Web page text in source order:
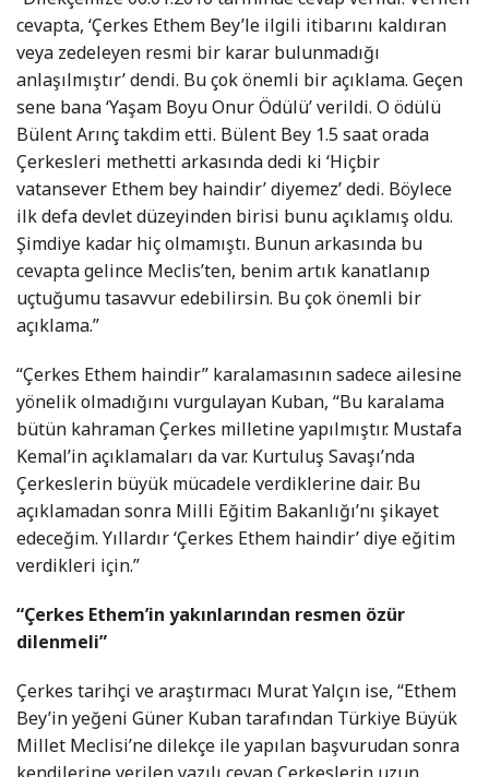
cevapta, ‘Çerkes Ethem Bey’le ilgili itibarını kaldıran
veya zedeleyen resmi bir karar bulunmadığı
anlaşılmıştır’ dendi. Bu çok önemli bir açıklama. Geçen
sene bana ‘Yaşam Boyu Onur Ödülü’ verildi. O ödülü
Bülent Arınç takdim etti. Bülent Bey 1.5 saat orada
Çerkesleri methetti arkasında dedi ki ‘Hiçbir
vatansever Ethem bey haindir’ diyemez’ dedi. Böylece
ilk defa devlet düzeyinden birisi bunu açıklamış oldu.
Şimdiye kadar hiç olmamıştı. Bunun arkasında bu
cevapta gelince Meclis’ten, benim artık kanatlanıp
uçtuğumu tasavvur edebilirsin. Bu çok önemli bir
açıklama.”
“Çerkes Ethem haindir” karalamasının sadece ailesine
yönelik olmadığını vurgulayan Kuban, “Bu karalama
bütün kahraman Çerkes milletine yapılmıştır. Mustafa
Kemal’in açıklamaları da var. Kurtuluş Savaşı’nda
Çerkeslerin büyük mücadele verdiklerine dair. Bu
açıklamadan sonra Milli Eğitim Bakanlığı’nı şikayet
edeceğim. Yıllardır ‘Çerkes Ethem haindir’ diye eğitim
verdikleri için.”
“Çerkes Ethem’in yakınlarından resmen özür
dilenmeli”
Çerkes tarihçi ve araştırmacı Murat Yalçın ise, “Ethem
Bey’in yeğeni Güner Kuban tarafından Türkiye Büyük
Millet Meclisi’ne dilekçe ile yapılan başvurudan sonra